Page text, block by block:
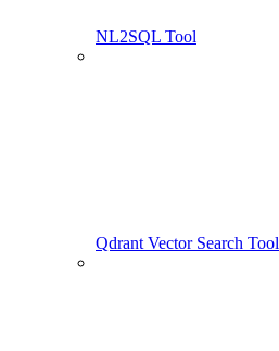
NL2SQL Tool
Qdrant Vector Search Tool